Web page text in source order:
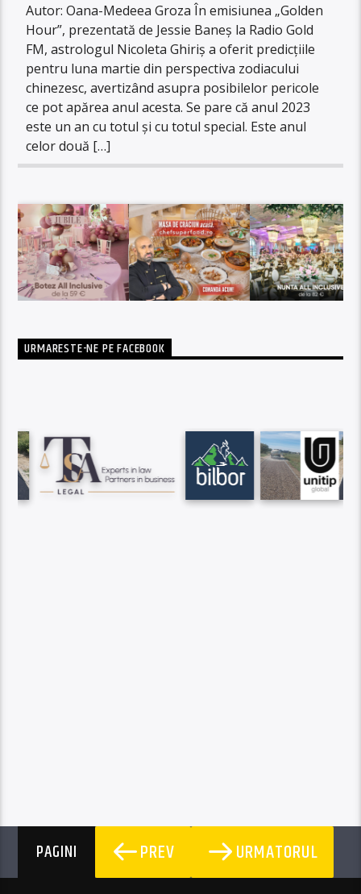
Autor: Oana-Medeea Groza În emisiunea „Golden
Hour”, prezentată de Jessie Baneș la Radio Gold
FM, astrologul Nicoleta Ghiriș a oferit predicțiile
pentru luna martie din perspectiva zodiacului
chinezesc, avertizând asupra posibilelor pericole
ce pot apărea anul acesta. Se pare că anul 2023
este un an cu totul și cu totul special. Este anul
celor două […]
URMARESTE-NE PE FACEBOOK
PAGINI PREV URMATORUL